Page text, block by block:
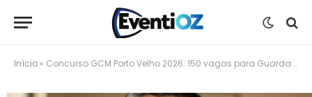
Início » Concurso GCM Porto Velho 2026: 150 vagas para Guarda Municipal com salários de até R$ 6,3 mil